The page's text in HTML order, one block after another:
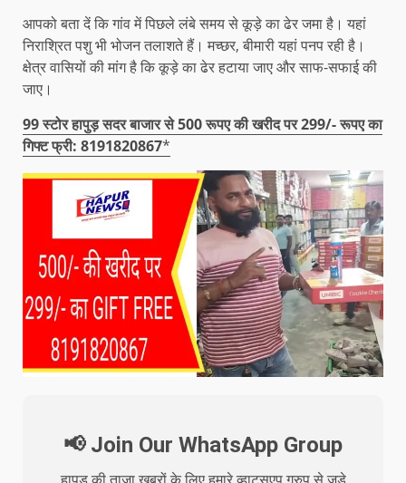
आपको बता दें कि गांव में पिछले लंबे समय से कूड़े का ढेर जमा है। यहां
निराश्रित पशु भी भोजन तलाशते हैं। मच्छर, बीमारी यहां पनप रही है।
क्षेत्र वासियों की मांग है कि कूड़े का ढेर हटाया जाए और साफ-सफाई की
जाए।
99 स्टोर हापुड़ सदर बाजार से 500 रूपए की खरीद पर 299/- रूपए का
गिफ्ट फ्री: 8191820867*
📢 Join Our WhatsApp Group
हापुड़ की ताजा खबरों के लिए हमारे व्हाट्सएप ग्रुप से जुड़े